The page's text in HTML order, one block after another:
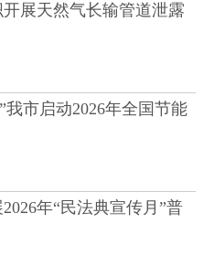
展天然气长输管道泄露
市启动2026年全国节能
年“民法典宣传月”普